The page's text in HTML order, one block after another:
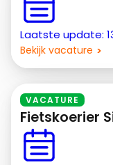
Laatste update:
Bekijk vacature
VACATURE
Fietskoerier